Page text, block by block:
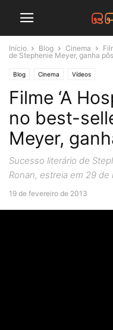
Início Blog Cinema
de Stephenie Meyer, ganha
Blog Cinema Vídeos
Filme ‘A
no best-
Meyer,
Sucesso literário de
Ronan, estreia em 29
19 de fevereiro de 2013